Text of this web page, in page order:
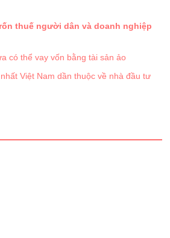
thuế người dân và doanh nghiệp
có thể vay vốn bằng tài sản ảo
Việt Nam dần thuộc về nhà đầu tư